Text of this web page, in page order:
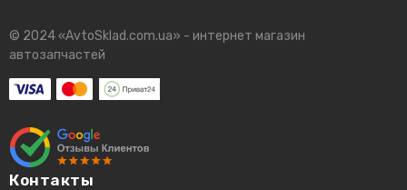
© 2024 «AvtoSklad.com.ua» - интернет магазин
автозапчастей
Контакты